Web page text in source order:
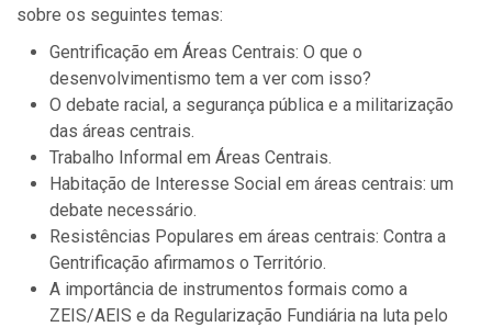
sobre os seguintes temas:
Gentrificação em Áreas Centrais: O que o
desenvolvimentismo tem a ver com isso?
O debate racial, a segurança pública e a militarização
das áreas centrais.
Trabalho Informal em Áreas Centrais.
Habitação de Interesse Social em áreas centrais: um
debate necessário.
Resistências Populares em áreas centrais: Contra a
Gentrificação afirmamos o Território.
A importância de instrumentos formais como a
ZEIS/AEIS e da Regularização Fundiária na luta pelo